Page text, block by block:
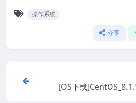
操作系统
分享
[OS下载